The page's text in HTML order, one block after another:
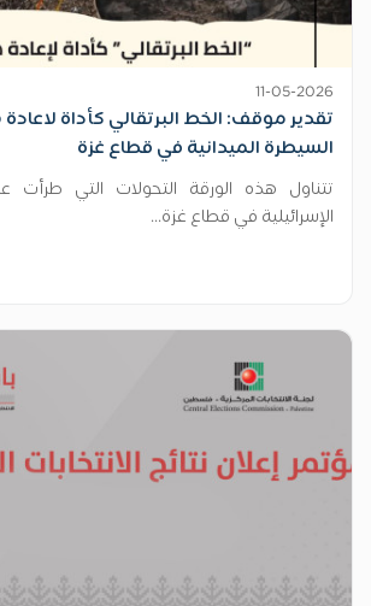
11-05-2026
تقدير موقف: الخط البرتقالي كأداة
السيطرة الميدانية في قطاع غزة
تتناول هذه الورقة التحولات التي طرأت
الإسرائيلية في قطاع غزة...